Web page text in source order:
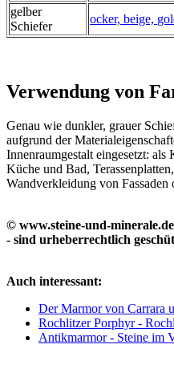
gelber
Schiefer
ocker, beige,
Verwendung von
Genau wie dunkler, grauer
aufgrund der
Innenraumgestalt eingesetzt:
Küche und Bad,
Wandverkleidung von Fassaden
© www.steine-und-
- sind urheberrechtlich
Auch interessant:
Der Marmor von Carrara
Rochlitzer Porphyr -
Antikmarmor - Steine im